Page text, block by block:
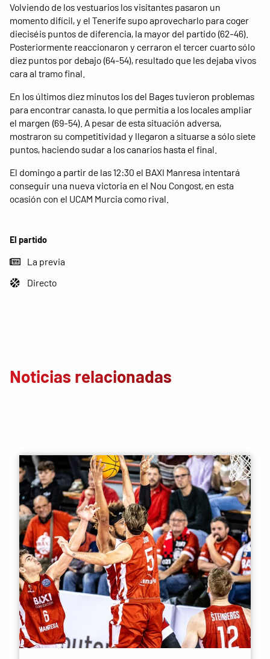
El partido
La previa
Directo
Volviendo de los vestuarios los visitantes pasaron un
momento difícil, y el Tenerife supo aprovecharlo para coger
dieciséis puntos de diferencia, la mayor del partido (62-46).
Posteriormente reaccionaron y cerraron el tercer cuarto sólo
diez puntos por debajo (64-54), resultado que les dejaba vivos
cara al tramo final.
En los últimos diez minutos los del Bages tuvieron problemas
para encontrar canasta, lo que permitía a los locales ampliar
el margen (69-54). A pesar de esta situación adversa,
mostraron su competitividad y llegaron a situarse a sólo siete
puntos, haciendo sudar a los canarios hasta el final.
El domingo a partir de las 12:30 el BAXI Manresa intentará
conseguir una nueva victoria en el Nou Congost, en esta
ocasión con el UCAM Murcia como rival.
Noticias relacionadas